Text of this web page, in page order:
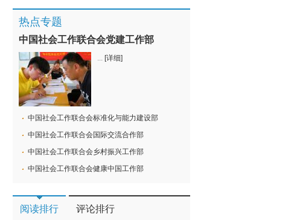
热点专题
中国社会工作联合会党建工作部
... [详细]
中国社会工作联合会标准化与能力建设部
中国社会工作联合会国际交流合作部
中国社会工作联合会乡村振兴工作部
中国社会工作联合会健康中国工作部
阅读排行 评论排行